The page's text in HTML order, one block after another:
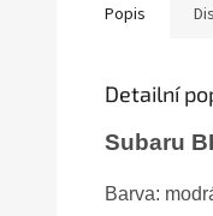
Popis
Detailní
Subaru
Barva: